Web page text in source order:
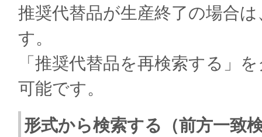
推奨代替品が生産終了の場合
す。
「推奨代替品を再検索する」
可能です。
形式から検索する（前方一致